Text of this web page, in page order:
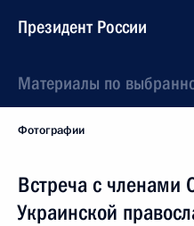
Президент России
Материалы по
Фотографии
Встреча с членами
Украинской